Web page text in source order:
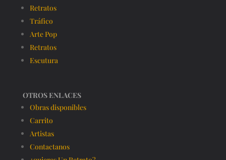
Retratos
Tráfico
Arte Pop
Retratos
Escutura
OTROS ENLACES
Obras disponibles
Carrito
Artistas
Contactanos